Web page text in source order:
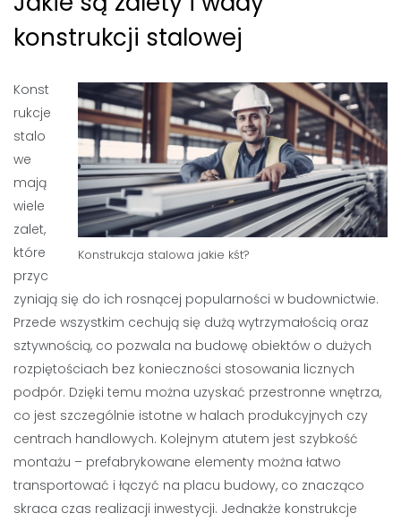
konstrukcji stalowej
Konstrukcja stalowa jakie kśt?
Konst
rukcje
stalo
we
mają
wiele
zalet,
które
przyc
zyniają się do ich rosnącej popularności w budownictwie.
Przede wszystkim cechują się dużą wytrzymałością oraz
sztywnością, co pozwala na budowę obiektów o dużych
rozpiętościach bez konieczności stosowania licznych
podpór. Dzięki temu można uzyskać przestronne wnętrza,
co jest szczególnie istotne w halach produkcyjnych czy
centrach handlowych. Kolejnym atutem jest szybkość
montażu – prefabrykowane elementy można łatwo
transportować i łączyć na placu budowy, co znacząco
skraca czas realizacji inwestycji. Jednakże konstrukcje